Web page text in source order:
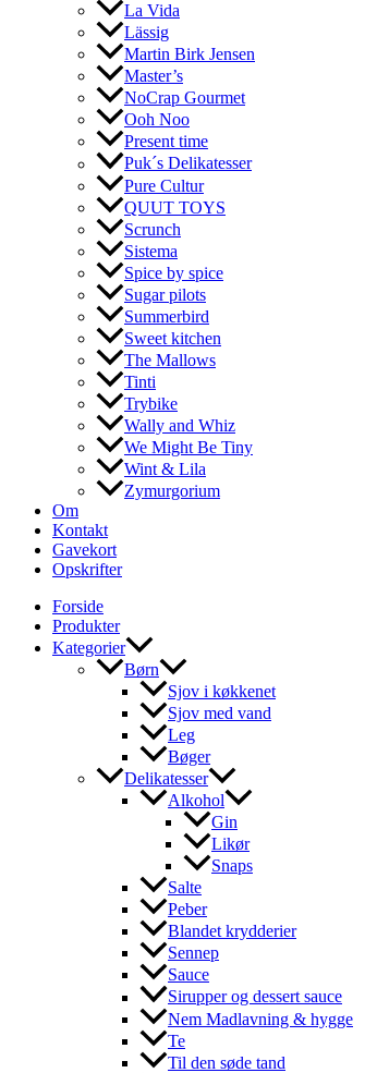
La Vida
Lässig
Martin Birk Jensen
Master’s
NoCrap Gourmet
Ooh Noo
Present time
Puk´s Delikatesser
Pure Cultur
QUUT TOYS
Scrunch
Sistema
Spice by spice
Sugar pilots
Summerbird
Sweet kitchen
The Mallows
Tinti
Trybike
Wally and Whiz
We Might Be Tiny
Wint & Lila
Zymurgorium
Om
Kontakt
Gavekort
Opskrifter
Forside
Produkter
Kategorier
Børn
Sjov i køkkenet
Sjov med vand
Leg
Bøger
Delikatesser
Alkohol
Gin
Likør
Snaps
Salte
Peber
Blandet krydderier
Sennep
Sauce
Sirupper og dessert sauce
Nem Madlavning & hygge
Te
Til den søde tand